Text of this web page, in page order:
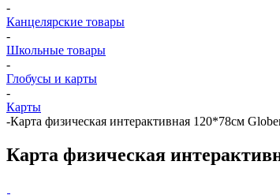
-
Канцелярские товары
-
Школьные товары
-
Глобусы и карты
-
Карты
-Карта физическая интерактивная 120*78см
Карта физическая